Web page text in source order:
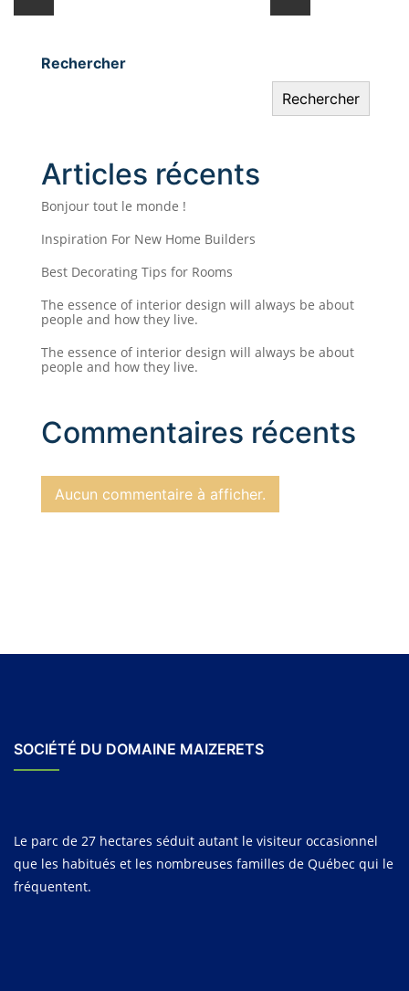
Rechercher
Rechercher
Articles récents
Bonjour tout le monde !
Inspiration For New Home Builders
Best Decorating Tips for Rooms
The essence of interior design will always be about
people and how they live.
The essence of interior design will always be about
people and how they live.
Commentaires récents
Aucun commentaire à afficher.
SOCIÉTÉ DU DOMAINE MAIZERETS
Le parc de 27 hectares séduit autant le visiteur occasionnel
que les habitués et les nombreuses familles de Québec qui le
fréquentent.